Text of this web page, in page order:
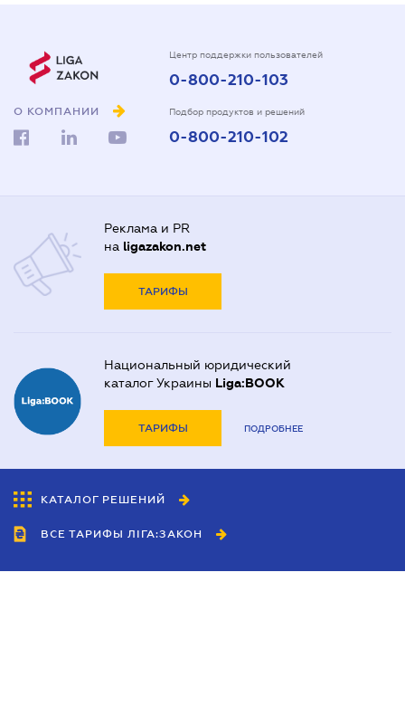
О КОМПАНИИ
Центр поддержки пользователей
0-800-210-103
Подбор продуктов и решений
0-800-210-102
Реклама и PR
на ligazakon.net
ТАРИФЫ
Национальный юридический
каталог Украины Liga:BOOK
ТАРИФЫ ПОДРОБНЕЕ
КАТАЛОГ РЕШЕНИЙ
ВСЕ ТАРИФЫ ЛІГА:ЗАКОН